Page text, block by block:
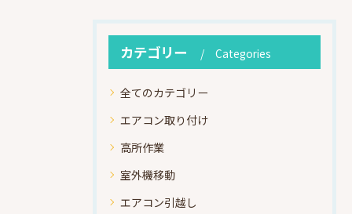
カテゴリー Categories
全てのカテゴリー
エアコン取り付け
高所作業
室外機移動
エアコン引越し